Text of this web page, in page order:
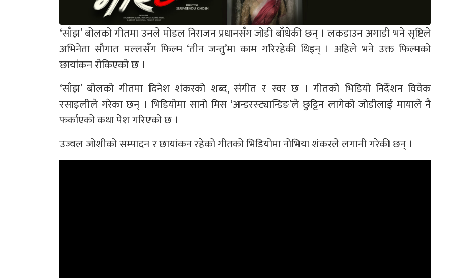
‘साँझ’ बोलको गीतमा उनले मोडल निराजन प्रधानसँग जोडी बाँधेकी छन् । लकडाउन अगाडी भने सृष्टिले
अभिनेता सौगात मल्लसँग फिल्म ‘तीन जन्तु’मा काम गरिरहेकी थिइन् । अहिले भने उक्त फिल्मको
छायांकन रोकिएको छ ।
‘साँझ’ बोलको गीतमा दिनेश शंकरको शब्द, संगीत र स्वर छ । गीतको भिडियो निर्देशन विवेक
रसाइलीले गरेका छन् । भिडियोमा सानो मिस ‘अन्डरस्ट्यान्डिङ’ले छुट्टिन लागेको जोडीलाई मायाले नै
फर्काएको कथा पेश गरिएको छ ।
उज्वल जोशीको सम्पादन र छायांकन रहेको गीतको भिडियोमा नोभिया शंकरले लगानी गरेकी छन् ।